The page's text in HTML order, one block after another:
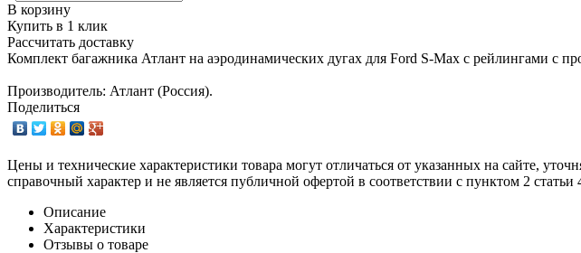
В корзину
Купить в 1 клик
Рассчитать доставку
Комплект багажника Атлант на аэродинамических дугах для Ford S-Max с рейлингами с
Производитель: Атлант (Россия).
Поделиться
Цены и технические характеристики товара могут отличаться от указанных на сайте,
справочный характер и не является публичной офертой в соответствии с пунктом 2
Описание
Характеристики
Отзывы о товаре